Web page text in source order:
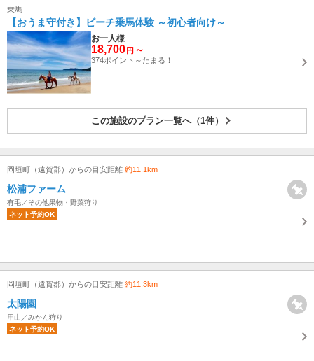
乗馬
【おうま守付き】ビーチ乗馬体験 ～初心者向け～
お一人様
18,700 円 ～
374ポイント～たまる！
この施設のプラン一覧へ（1件）
岡垣町（遠賀郡）からの目安距離 約11.1km
松浦ファーム
有毛／その他果物・野菜狩り
ネット予約OK
岡垣町（遠賀郡）からの目安距離 約11.3km
太陽園
用山／みかん狩り
ネット予約OK